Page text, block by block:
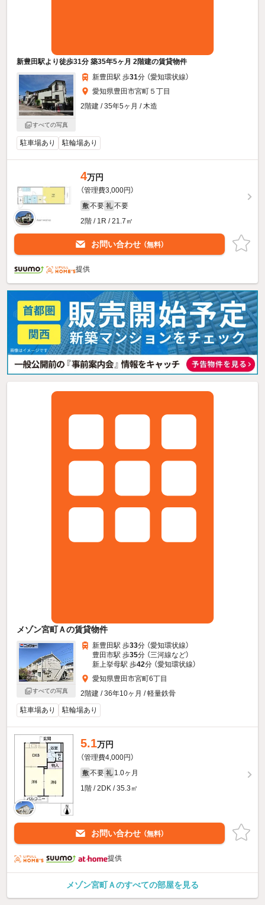
新豊田駅より徒歩31分 築35年5ヶ月 2階建の賃貸物件
すべての写真
新豊田駅 歩31分 （愛知環状線）
愛知県豊田市宮町５丁目
2階建 / 35年5ヶ月 / 木造
駐車場あり 駐輪場あり
4万円
（管理費3,000円）
敷 不要 礼 不要
2階 / 1R / 21.7㎡
お問い合わせ （無料）
提供
メゾン宮町Ａの賃貸物件
すべての写真
新豊田駅 歩33分 （愛知環状線）
豊田市駅 歩35分 （三河線など）
新上挙母駅 歩42分 （愛知環状線）
愛知県豊田市宮町6丁目
2階建 / 36年10ヶ月 / 軽量鉄骨
駐車場あり
駐輪場あり
5.1万円
（管理費4,000円）
敷 不要 礼 1.0ヶ月
1階 / 2DK / 35.3㎡
お問い合わせ （無料）
提供
メゾン宮町Ａのすべての部屋を見る